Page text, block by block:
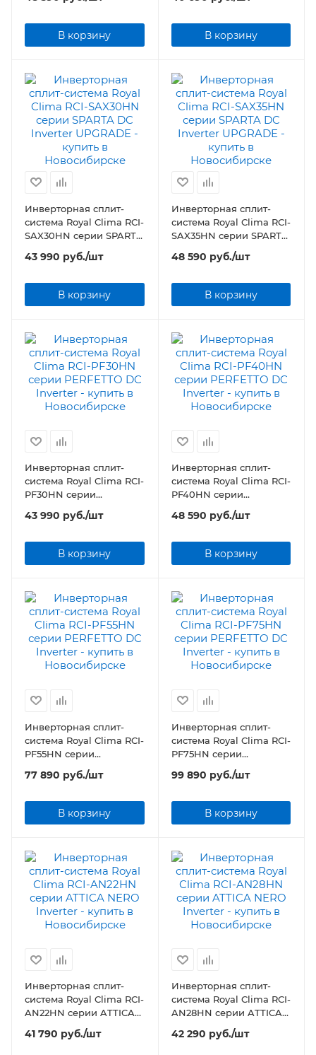
INVERTER UPGRADE
В корзину В корзину
Инверторная сплит-
система Royal Clima RCI-
SAX30HN серии SPARTA
DC Inverter UPGRADE
43 990 руб./шт
В корзину
Инверторная сплит-
система Royal Clima RCI-
SAX35HN серии SPARTA
DC Inverter UPGRADE
48 590 руб./шт
В корзину
Инверторная сплит-
система Royal Clima RCI-
PF30HN серии
PERFETTO DC Inverter
43 990 руб./шт
В корзину
Инверторная сплит-
система Royal Clima RCI-
PF40HN серии
PERFETTO DC Inverter
48 590 руб./шт
В корзину
Инверторная сплит-
система Royal Clima RCI-
PF55HN серии
PERFETTO DC Inverter
77 890 руб./шт
В корзину
Инверторная сплит-
система Royal Clima RCI-
PF75HN серии
PERFETTO DC Inverter
99 890 руб./шт
В корзину
Инверторная сплит-
система Royal Clima RCI-
AN22HN серии ATTICA
NERO Inverter
41 790 руб./шт
Инверторная сплит-
система Royal Clima RCI-
AN28HN серии ATTICA
NERO Inverter
42 290 руб./шт